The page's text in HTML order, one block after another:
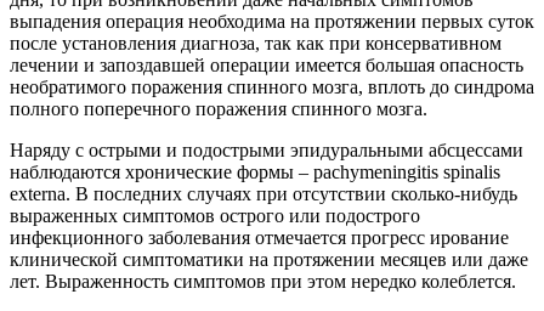
выпадения операция необходима на протяжении первых суток
после установления диагноза, так как при консервативном
лечении и запоздавшей операции имеется большая опасность
необратимого поражения спинного мозга, вплоть до синдрома
полного поперечного поражения спинного мозга.
Наряду с острыми и подострыми эпидуральными абсцессами
наблюдаются хронические формы – pachymeningitis spinalis
externa. В последних случаях при отсутствии сколько-нибудь
выраженных симптомов острого или подострого
инфекционного заболевания отмечается прогресс ирование
клинической симптоматики на протяжении месяцев или даже
лет. Выраженность симптомов при этом нередко колеблется.